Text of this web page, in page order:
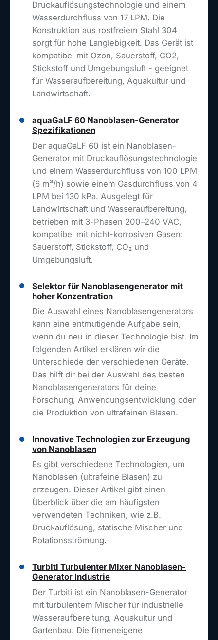
Druckauflösungstechnologie und einem
Wasserdurchfluss von 17 LPM. Die
Konstruktion aus rostfreiem Stahl 304
sorgt für hohe Langlebigkeit. Das Gerät ist
kompatibel mit Ozon, Sauerstoff, CO2,
Stickstoff und Umgebungsluft - geeignet
für Wasseraufbereitung, Aquakultur und
Landwirtschaft.
aquaGaLF 60 Nanoblasen-Generator
Spezifikationen
Der aquaGaLF 60 ist ein Nanoblasen-
Generator mit Druckauflösungstechnologie
und einem Wasserdurchfluss von 100 LPM
(6 m³/h) sowie einem Gasdurchfluss von 4
LPM bei 130 kPa. Ausgelegt für
Landwirtschaft und Wasseraufbereitung,
betrieben mit 3-Phasen 200–240 VAC,
kompatibel mit nicht-korrosiven Gasen:
Sauerstoff, Stickstoff, CO₂ und
Umgebungsluft.
Selektor für Nanoblasengenerator mit
hoher Konzentration
Die Auswahl eines Nanoblasengenerators
kann eine entmutigende Aufgabe sein,
wenn du neu in dieser Technologie bist. Im
folgenden Artikel erklären wir die
Unterschiede der verschiedenen Geräte.
Das hilft dir bei der Auswahl des besten
Nanoblasengenerators für deine
Forschung, Anwendungsentwicklung oder
die Produktion von ultrafeinen Blasen.
Innovative Technologien zur Erzeugung
von Nanoblasen
Es gibt verschiedene Technologien, um
Nanoblasen (ultrafeine Blasen) zu
erzeugen. Dieser Artikel gibt einen
Überblick über die am häufigsten
verwendeten Techniken, wie z.B.
Druckauflösung, statische Mischer und
Rotationsströmung.
Turbiti Turbulenter Mixer Nanoblasen-
Generator Industrie
Der Turbiti ist ein Nanoblasen-Generator
mit turbulentem Mischer für industrielle
Wasseraufbereitung, Aquakultur und
Gartenbau. Die firmeneigene